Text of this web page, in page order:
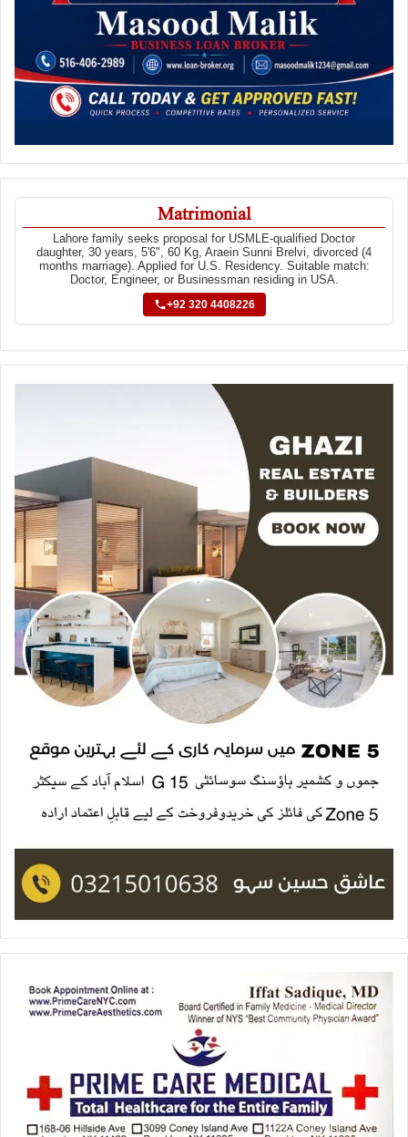
Matrimonial
Lahore family seeks proposal for USMLE-qualified Doctor
daughter, 30 years, 5'6", 60 Kg, Araein Sunni Brelvi, divorced (4
months marriage). Applied for U.S. Residency. Suitable match:
Doctor, Engineer, or Businessman residing in USA.
+92 320 4408226